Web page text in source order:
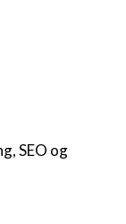
SEO og